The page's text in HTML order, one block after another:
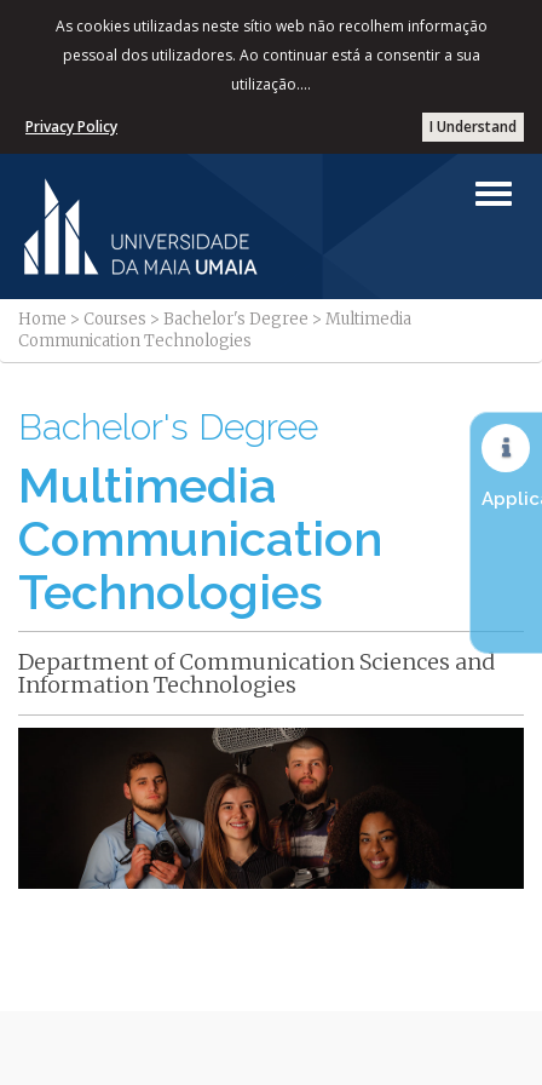
As cookies utilizadas neste sítio web não recolhem informação
pessoal dos utilizadores. Ao continuar está a consentir a sua
utilização....
I Understand
Privacy Policy
Home > Courses > Bachelor's Degree > Multimedia
Communication Technologies
Bachelor's Degree
Multimedia
Communication
Technologies
Department of Communication Sciences and
Information Technologies